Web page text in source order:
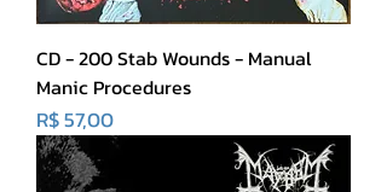
CD - 200 Stab Wounds - Manual
Manic Procedures
Preço
R$ 57,00